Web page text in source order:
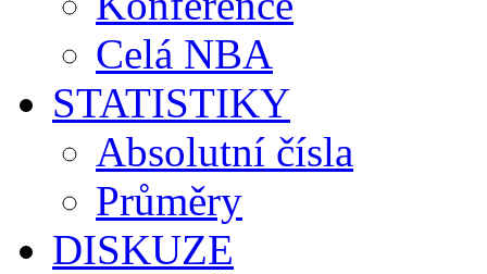
Celá NBA
STATISTIKY
Absolutní čísla
Průměry
DISKUZE